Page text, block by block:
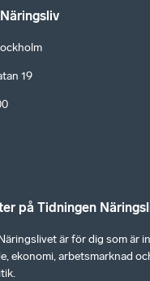
19
på Tidningen
är för dig som är
ekonomi, arbetsmarknad